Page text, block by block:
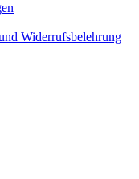
Widerrufsbelehrung